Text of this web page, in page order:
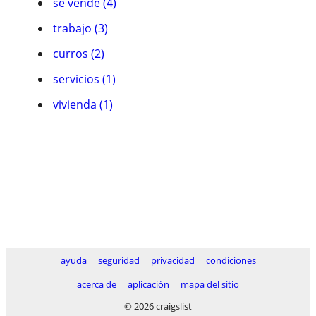
trabajo (3)
curros (2)
servicios (1)
vivienda (1)
ayuda seguridad privacidad
condiciones
acerca de
aplicación
mapa del sitio
© 2026 craigslist